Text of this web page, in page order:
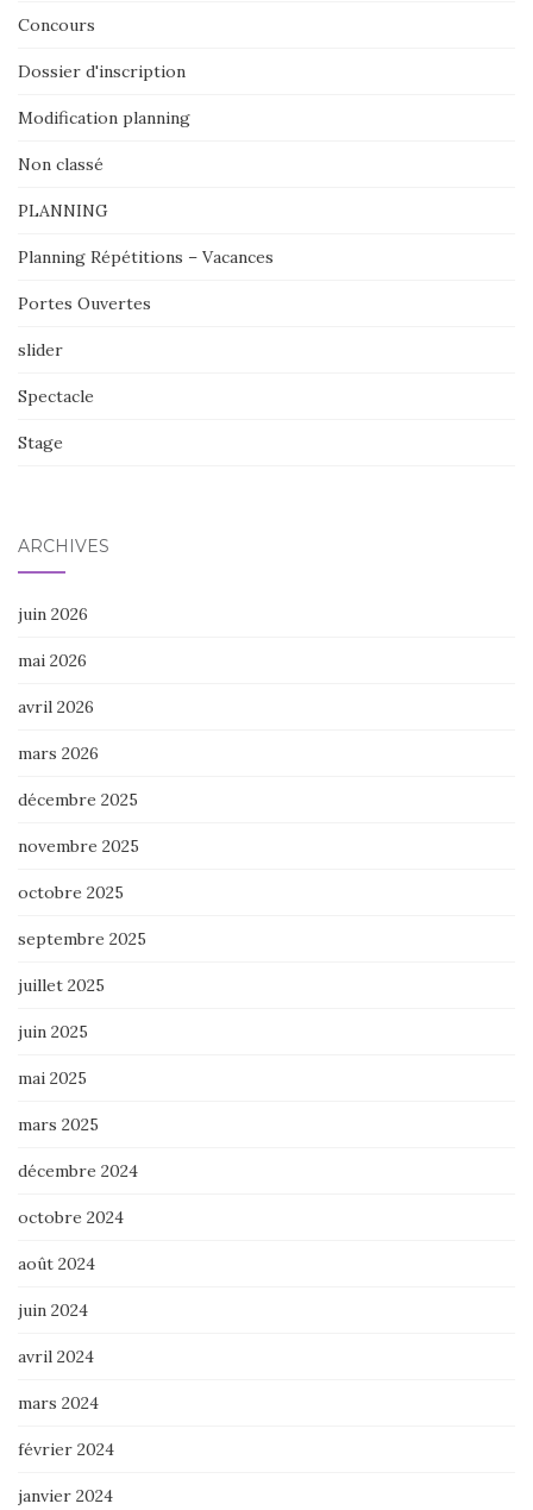
Concours
Dossier d'inscription
Modification planning
Non classé
PLANNING
Planning Répétitions – Vacances
Portes Ouvertes
slider
Spectacle
Stage
ARCHIVES
juin 2026
mai 2026
avril 2026
mars 2026
décembre 2025
novembre 2025
octobre 2025
septembre 2025
juillet 2025
juin 2025
mai 2025
mars 2025
décembre 2024
octobre 2024
août 2024
juin 2024
avril 2024
mars 2024
février 2024
janvier 2024